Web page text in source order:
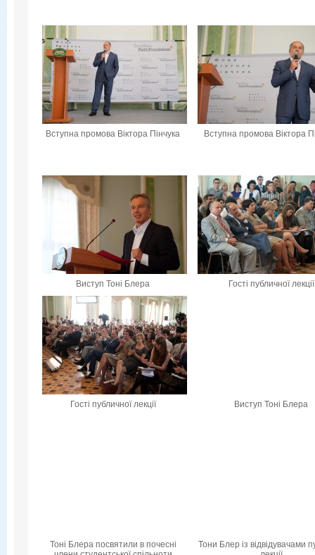
Вступна промова Віктора Пінчука Вступна промова Віктора
Виступ Тоні Блера Гості публичної лекції
Гості публичної лекції Виступ Тоні Блера
Тоні Блера посвятили в почесні
Тони Блер із відвідувачами